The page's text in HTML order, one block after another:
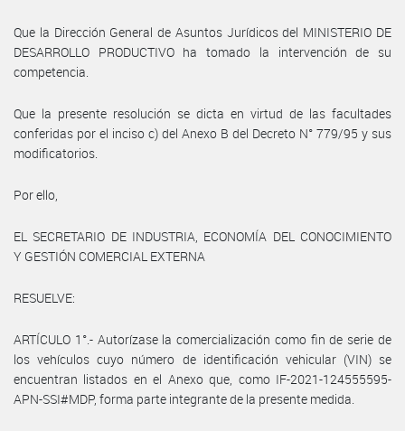
Que la Dirección General de Asuntos Jurídicos del MINISTERIO DE
DESARROLLO PRODUCTIVO ha tomado la intervención de su
competencia.
Que la presente resolución se dicta en virtud de las facultades
conferidas por el inciso c) del Anexo B del Decreto N° 779/95 y sus
modificatorios.
Por ello,
EL SECRETARIO DE INDUSTRIA, ECONOMÍA DEL CONOCIMIENTO
Y GESTIÓN COMERCIAL EXTERNA
RESUELVE:
ARTÍCULO 1°.- Autorízase la comercialización como fin de serie de
los vehículos cuyo número de identificación vehicular (VIN) se
encuentran listados en el Anexo que, como IF-2021-124555595-
APN-SSI#MDP, forma parte integrante de la presente medida.